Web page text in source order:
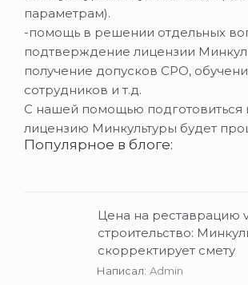
параметрам).
-помощь в решении отдельных
подтверждение лицензии
получение допусков СРО,
сотрудников и т.д.
С нашей помощью подготовиться
лицензию Минкультуры будет
Популярное в блоге:
Цена на реставрацию
строительство:
скорректирует смету
Написал: Admin